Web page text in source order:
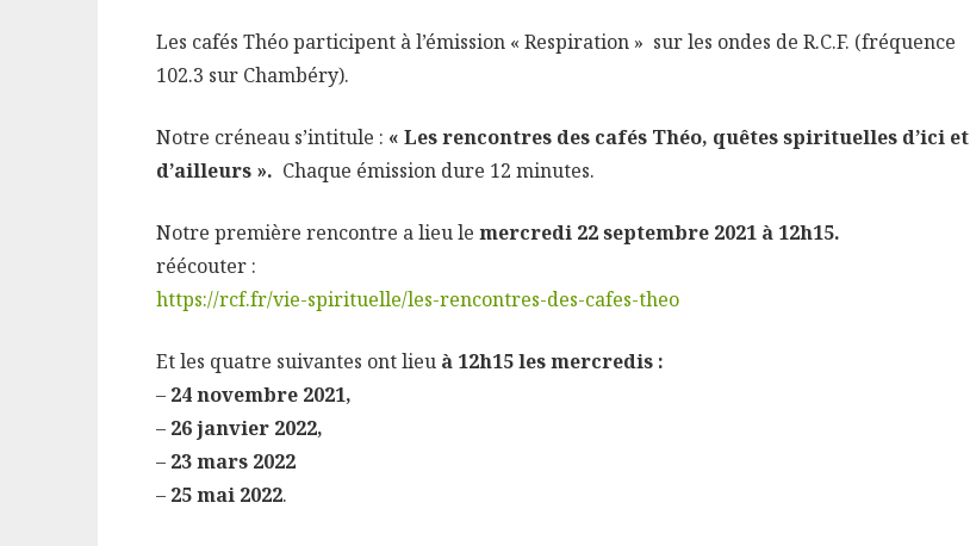
Les cafés Théo participent à l’émission « Respiration » sur les ondes de R.C.F. (fréquence
102.3 sur Chambéry).
Notre créneau s’intitule : « Les rencontres des cafés Théo, quêtes spirituelles d’ici et
d’ailleurs ». Chaque émission dure 12 minutes.
Notre première rencontre a lieu le mercredi 22 septembre 2021 à 12h15.
réécouter :
https://rcf.fr/vie-spirituelle/les-rencontres-des-cafes-theo
Et les quatre suivantes ont lieu à 12h15 les mercredis :
– 24 novembre 2021,
– 26 janvier 2022,
– 23 mars 2022
– 25 mai 2022.